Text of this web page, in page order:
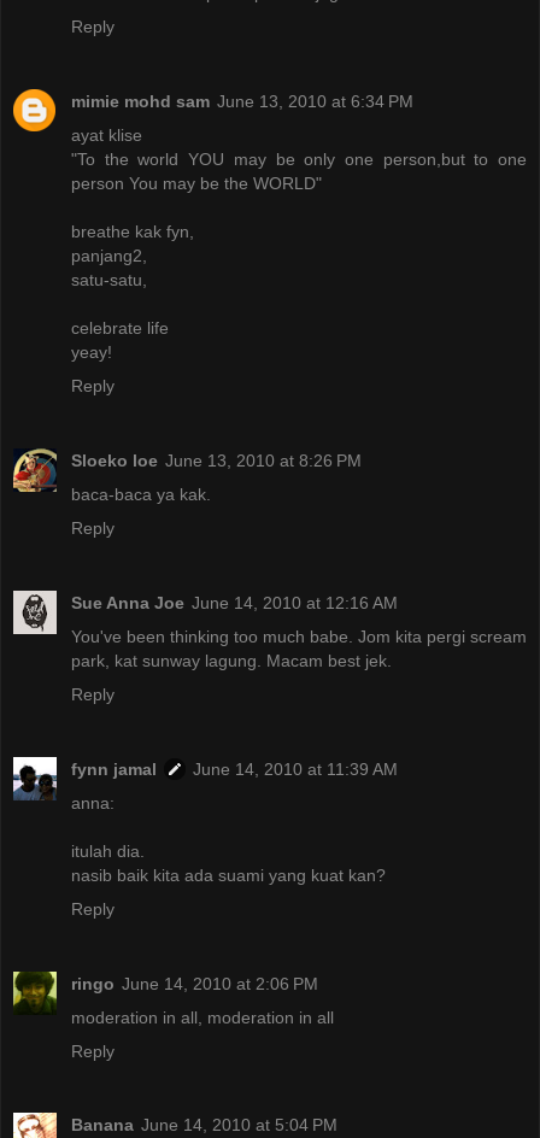
Reply
mimie mohd sam June 13, 2010 at 6:34 PM
ayat klise
"To the world YOU may be only one person,but to one
person You may be the WORLD"
breathe kak fyn,
panjang2,
satu-satu,
celebrate life
yeay!
Reply
Sloeko loe June 13, 2010 at 8:26 PM
baca-baca ya kak.
Reply
Sue Anna Joe June 14, 2010 at 12:16 AM
You've been thinking too much babe. Jom kita pergi scream
park, kat sunway lagung. Macam best jek.
Reply
fynn jamal
June 14, 2010 at 11:39 AM
anna:
itulah dia.
nasib baik kita ada suami yang kuat kan?
Reply
ringo June 14, 2010 at 2:06 PM
moderation in all, moderation in all
Reply
Banana June 14, 2010 at 5:04 PM